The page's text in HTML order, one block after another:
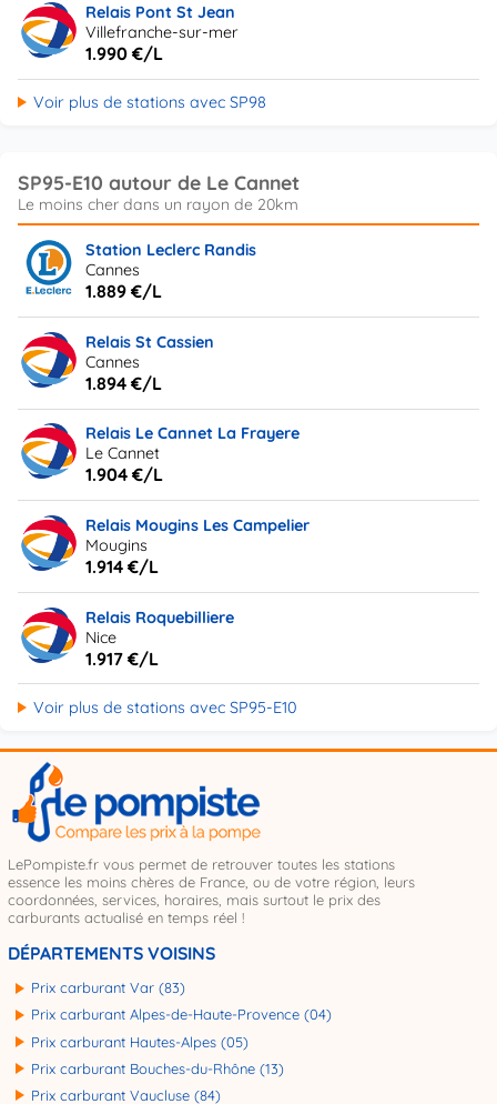
Relais Pont St Jean
Villefranche-sur-mer
1.990 €/L
Voir plus de stations avec SP98
SP95-E10 autour de Le Cannet
Station Leclerc Randis
Cannes
1.889 €/L
Relais St Cassien
Cannes
1.894 €/L
Relais Le Cannet La Frayere
Le Cannet
1.904 €/L
Relais Mougins Les Campelier
Mougins
1.914 €/L
Relais Roquebilliere
Nice
1.917 €/L
Voir plus de stations avec SP95-E10
LePompiste.fr vous permet de retrouver toutes les stations
essence les moins chères de France, ou de votre région, leurs
coordonnées, services, horaires, mais surtout le prix des
carburants actualisé en temps réel !
DÉPARTEMENTS VOISINS
Prix carburant Var (83)
Prix carburant Alpes-de-Haute-Provence (04)
Prix carburant Hautes-Alpes (05)
Prix carburant Bouches-du-Rhône (13)
Prix carburant Vaucluse (84)